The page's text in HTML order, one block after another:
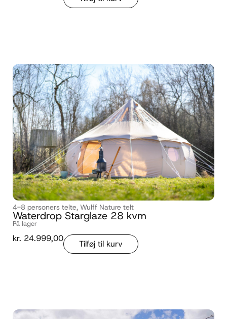
4-8 personers telte, Wulff Nature telt
Waterdrop Starglaze 28 kvm
På lager
kr. 24.999,00
Tilføj til kurv